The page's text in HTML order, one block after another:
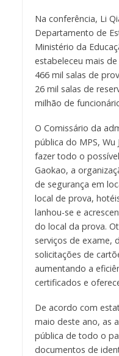
Na conferência, Li
Departamento de
Ministério da
estabeleceu mais
466 mil salas de
26 mil salas de
milhão de
O Comissário da
pública do MPS, Wu
fazer todo o
Gaokao, a
de segurança em
local de prova,
lanhou-se e
do local da prova.
serviços de exame,
solicitações de
aumentando a
certificados e
De acordo com
maio deste ano, as
pública de todo o
documentos de